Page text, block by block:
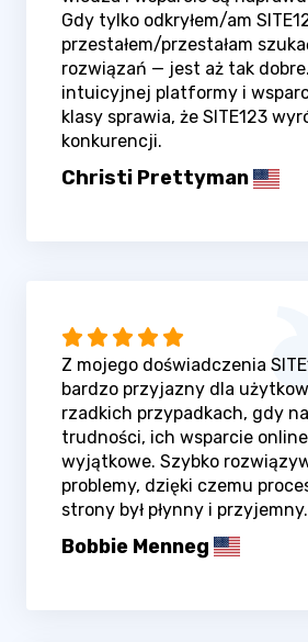
Gdy tylko odkryłem/am
przestałem/przestałam
rozwiązań — jest aż tak
intuicyjnej platformy i
klasy sprawia, że SITE123
konkurencji.
Christi Prettyman
Z mojego doświadczenia
bardzo przyjazny dla
rzadkich przypadkach, gdy
trudności, ich wsparcie online
wyjątkowe. Szybko
problemy, dzięki czemu
strony był płynny i przyjemny.
Bobbie Menneg